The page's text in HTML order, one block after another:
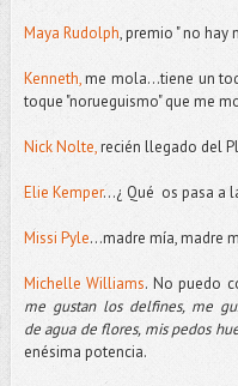
Maya Rudolph, premio " no hay
Kenneth,me mola...tiene un
toque "norueguismo" que me
Nick Nolte,recién llegado del
Elie Kemper...¿ Qué os pasa a
Missi Pyle...madre mía, madre
Michelle Williams. No puedo
me gustan los delfines, me
de agua de flores, mis pedos
enésima potencia.